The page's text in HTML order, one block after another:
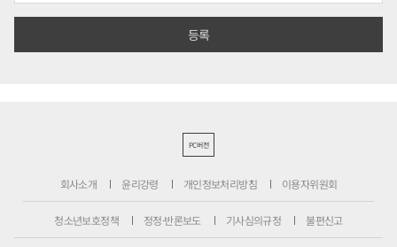
PC버전
회사소개 윤리강령 개인정보처리방침 이용자위원회
청소년보호정책 정정·반론보도 기사심의규정 불편신고